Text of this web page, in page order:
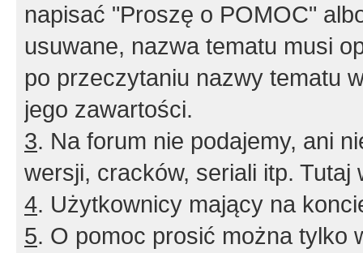
napisać "Proszę o POMOC"
usuwane, nazwa tematu musi
po przeczytaniu nazwy tematu
jego zawartości.
3. Na forum nie podajemy, ani
wersji, cracków, seriali itp. Tutaj
4. Użytkownicy mający na
5. O pomoc prosić można tylko